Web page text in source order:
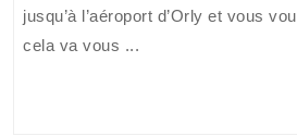
jusqu’à l’aéroport d’Orly et vous
cela va vous ...